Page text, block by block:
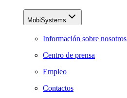
MobiSystems
Información sobre nosotros
Centro de prensa
Empleo
Contactos